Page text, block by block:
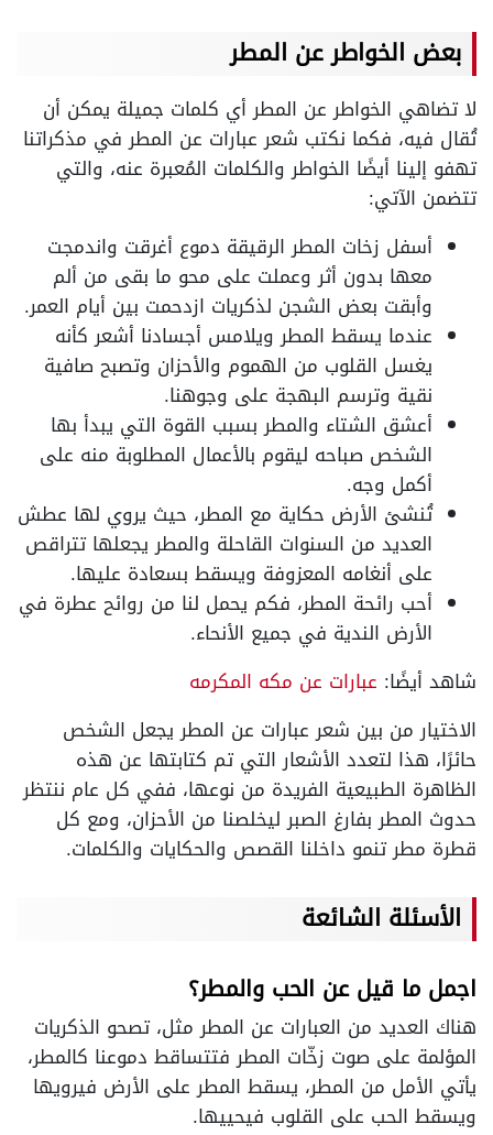
بعض الخواطر عن المطر
لا تضاهي الخواطر عن المطر أي كلمات جميلة يمكن أن
تُقال فيه، فكما نكتب شعر عبارات عن المطر في مذكراتنا
تهفو إلينا أيضًا الخواطر والكلمات المُعبرة عنه، والتي
تتضمن الآتي:
أسفل زخات المطر الرقيقة دموع أغرقت واندمجت
معها بدون أثر وعملت على محو ما بقى من ألم
وأبقت بعض الشجن لذكريات ازدحمت بين أيام العمر.
عندما يسقط المطر ويلامس أجسادنا أشعر كأنه
يغسل القلوب من الهموم والأحزان وتصبح صافية
نقية وترسم البهجة على وجوهنا.
أعشق الشتاء والمطر بسبب القوة التي يبدأ بها
الشخص صباحه ليقوم بالأعمال المطلوبة منه على
أكمل وجه.
تُنشئ الأرض حكاية مع المطر، حيث يروي لها عطش
العديد من السنوات القاحلة والمطر يجعلها تتراقص
على أنغامه المعزوفة ويسقط بسعادة عليها.
أحب رائحة المطر، فكم يحمل لنا من روائح عطرة في
الأرض الندية في جميع الأنحاء.
شاهد أيضًا: عبارات عن مكه المكرمه
الاختيار من بين شعر عبارات عن المطر يجعل الشخص
حائرًا، هذا لتعدد الأشعار التي تم كتابتها عن هذه
الظاهرة الطبيعية الفريدة من نوعها، ففي كل عام ننتظر
حدوث المطر بفارغ الصبر ليخلصنا من الأحزان، ومع كل
قطرة مطر تنمو داخلنا القصص والحكايات والكلمات.
الأسئلة الشائعة
اجمل ما قيل عن الحب والمطر؟
هناك العديد من العبارات عن المطر مثل، تصحو الذكريات
المؤلمة على صوت زخّات المطر فتتساقط دموعنا كالمطر،
يأتي الأمل من المطر، يسقط المطر على الأرض فيرويها
ويسقط الحب على القلوب فيحييها.